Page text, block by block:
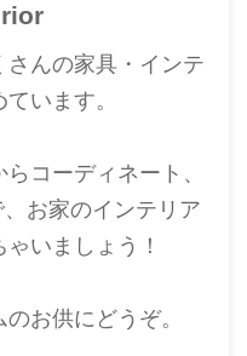
さんの家具・インテ
います。
コーディネート、
お家のインテリア
いましょう！
お供にどうぞ。